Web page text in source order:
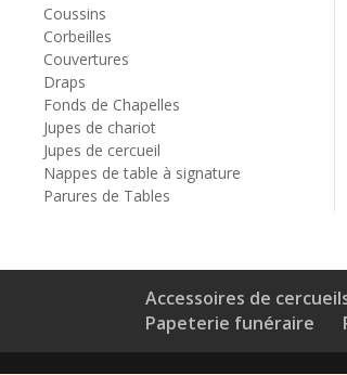
Coussins
Corbeilles
Couvertures
Draps
Fonds de Chapelles
Jupes de chariot
Jupes de cercueil
Nappes de table à signature
Parures de Tables
Accessoires de
Papeterie funéraire